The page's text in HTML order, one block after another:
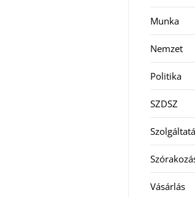
Munka
Nemzet
Politika
SZDSZ
Vásárlás